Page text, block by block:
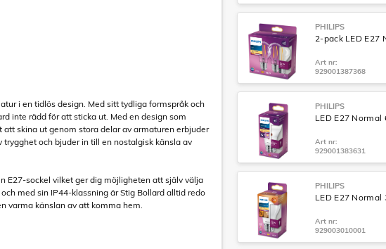
i en tidlös design. Med sitt tydliga formspråk och
inte rädd för att sticka ut. Med en design som
skina ut genom stora delar av armaturen erbjuder
trygghet och bjuder in till en nostalgisk känsla av
E27-sockel vilket ger dig möjligheten att själv välja
med sin IP44-klassning är Stig Bollard alltid redo
varma känslan av att komma hem.
PHILIPS
2-pack LED E27
Art nr:
929001387368
PHILIPS
LED E27
Art nr:
929001383631
PHILIPS
LED E27
Art nr:
929003010001